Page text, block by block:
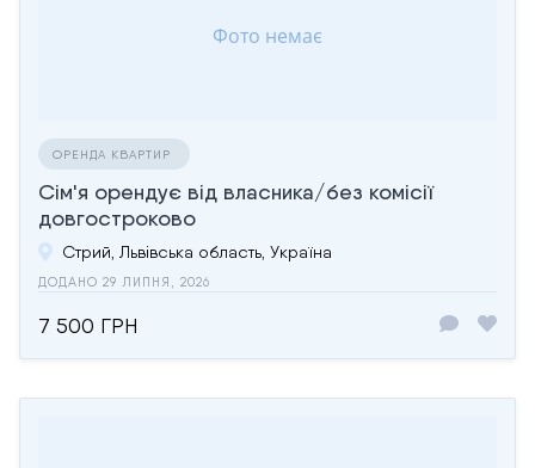
ОРЕНДА КВАРТИР
Сім'я орендує від власника/без комісії
довгостроково
Стрий, Львівська область, Україна
ДОДАНО 29 ЛИПНЯ, 2026
7 500 ГРН